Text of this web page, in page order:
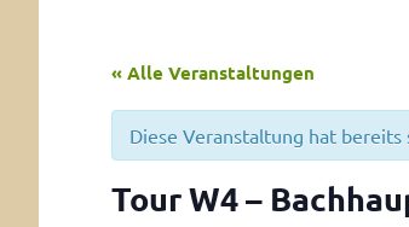
« Alle Veranstaltungen
Diese Veranstaltung hat bereits
Tour W4 –